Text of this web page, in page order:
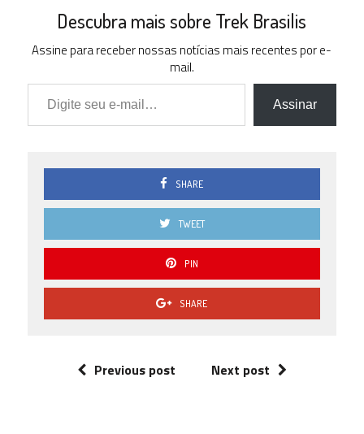
Descubra mais sobre Trek Brasilis
Assine para receber nossas notícias mais recentes por e-
mail.
Digite seu e-mail…
Assinar
SHARE
TWEET
PIN
SHARE
Previous post Next post